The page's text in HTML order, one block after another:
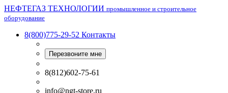
НЕФТЕГАЗ ТЕХНОЛОГИИ промышленное и строительное
оборудование
8(800)775-29-52 Контакты
Перезвоните мне
8(812)602-75-61
info@ngt-store.ru